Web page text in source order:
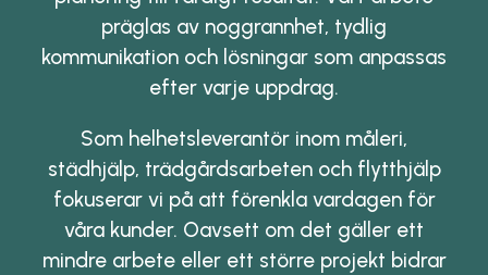
präglas av noggrannhet, tydlig
kommunikation och lösningar som anpassas
efter varje uppdrag.
Som helhetsleverantör inom måleri,
städhjälp, trädgårdsarbeten och flytthjälp
fokuserar vi på att förenkla vardagen för
våra kunder. Oavsett om det gäller ett
mindre arbete eller ett större projekt bidrar